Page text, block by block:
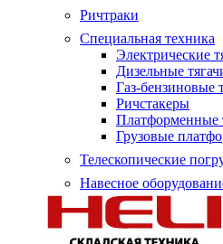
Ричтраки
Специальная техника
Электрические
Дизельные
Газ-бензиновые
Ричстакеры
Платформенные
Грузовые
Телескопические
Навесное